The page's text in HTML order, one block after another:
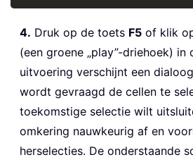
4. Druk op de toets F5 of klik
(een groene „play”-driehoek) in
uitvoering verschijnt een
wordt gevraagd de cellen te
toekomstige selectie wilt
omkering nauwkeurig af en
herselecties. De onderstaande